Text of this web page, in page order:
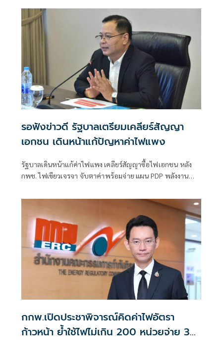
รอฟังข่าวดี รัฐบาลเตรียมเคลียร์สัญญา
เอกชน เดินหน้าแก้ปัญหาค่าไฟแพง
รัฐบาลเดินหน้าแก้ค่าไฟแพง เคลียร์สัญญาซื้อไฟเอกชน หลัง
กพช. ไฟเขียวเจรจา จับตาค่าพร้อมจ่าย แผน PDP พลังงาน
กกพ.เปิดประชาพิจารณ์คิดค่าไฟอัตรา
ก้าวหน้า ย้ำใช้ไฟไม่เกิน 200 หน่วยจ่าย 3